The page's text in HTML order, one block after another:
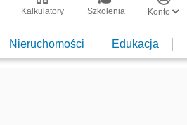
Kalkulatory Szkolenia Konto
Nieruchomości Edukacja